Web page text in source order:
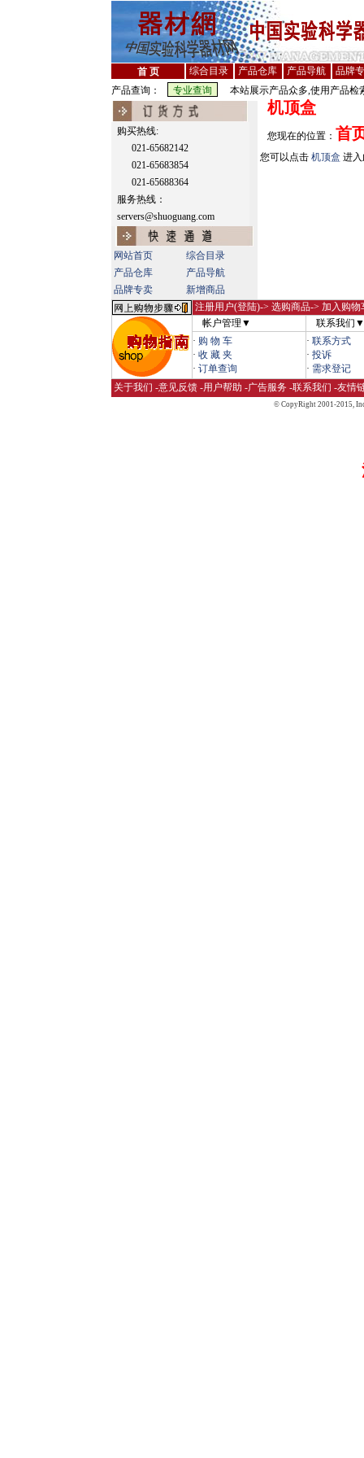
首 页 综合目录 产品仓库 产品导航
品牌
产品查询：
本站展示产品众多,使用产品检
购买热线:
021-65682142
021-65683854
021-65688364
服务热线：
servers@shuoguang.com
网站首页
综合目录
产品仓库
产品导航
品牌专卖
新增商品
机顶盒
您现在的位置： 首
您可以点击 机顶盒 进
注册用户(登陆)-> 选购商品-> 加入购
帐户管理▼
联系我们▼
· 购 物 车
· 收 藏 夹
· 订单查询
· 联系方式
· 投诉
· 需求登记
关于我们 -意见反馈 -用户帮助 -广告服务 -联系我们 -友情
© CopyRight 2001-2015,